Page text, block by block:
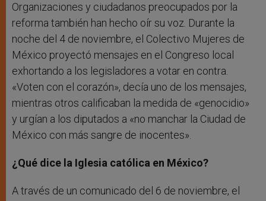
Organizaciones y ciudadanos preocupados por la
reforma también han hecho oír su voz. Durante la
noche del 4 de noviembre, el Colectivo Mujeres de
México proyectó mensajes en el Congreso local
exhortando a los legisladores a votar en contra.
«Voten con el corazón», decía uno de los mensajes,
mientras otros calificaban la medida de «genocidio»
y urgían a los diputados a «no manchar la Ciudad de
México con más sangre de inocentes».
¿Qué dice la Iglesia católica en México?
A través de un comunicado del 6 de noviembre, el